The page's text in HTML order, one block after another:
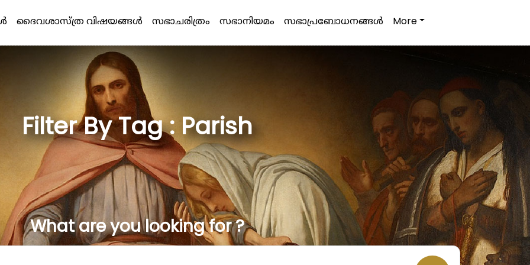
ദൈവശാസ്ത്ര വിഷയങ്ങള്‍ സഭാചരിത്രം സഭാനിയമം സഭാപ്രബോധനങ്ങള്‍ More
Filter By Tag : Parish
What are you looking for ?